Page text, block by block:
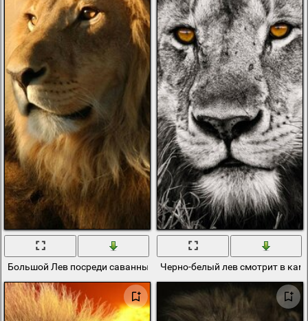
Большой Лев посреди саванны Черно-белый лев смотрит в